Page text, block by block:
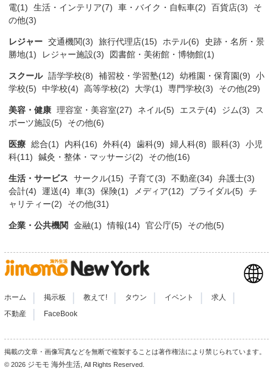
電(1)
生活・インテリア(7) 車・バイク・自転車(2) 百貨店(3)
そ
の他(3)
レジャー 交通機関(3) 旅行代理店(15) ホテル(6)
史跡・名所・景
勝地(1)
レジャー施設(3) 図書館・美術館・博物館(1)
スクール 語学学校(8) 補習校・学習塾(12) 幼稚園・保育園(9)
小
学校(5)
中学校(4) 高等学校(2) 大学(1) 専門学校(3) その他(29)
美容・健康 理容室・美容室(27) ネイル(5) エステ(4) ジム(3)
ス
ポーツ施設(5)
その他(6)
医療 総合(1) 内科(16) 外科(4) 歯科(9) 婦人科(8) 眼科(3)
小児
科(11)
鍼灸・整体・マッサージ(2) その他(16)
生活・サービス サークル(15) 子育て(3) 不動産(34)
弁護士(3)
会計(4)
運送(4) 車(3) 保険(1) メディア(12) ブライダル(5)
チ
ャリティー(2)
その他(31)
企業・公共機関 金融(1) 情報(14) 官公庁(5) その他(5)
ホーム 掲示板 教えて! タウン イベント 求人
不動産 FaceBook
掲載の文章・画像写真などを無断で複製することは著作権法により禁じられています。
© 2026 ジモモ 海外生活 , All Rights Reserved.